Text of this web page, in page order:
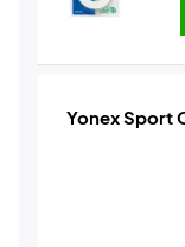
Yonex Sport